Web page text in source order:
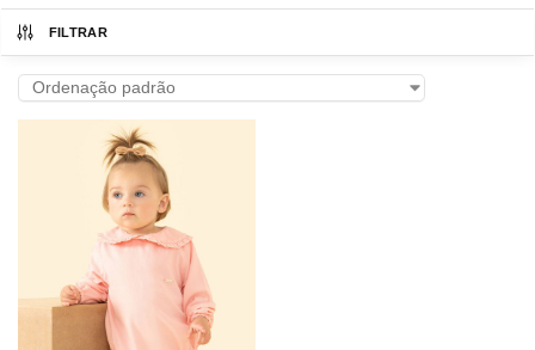
FILTRAR